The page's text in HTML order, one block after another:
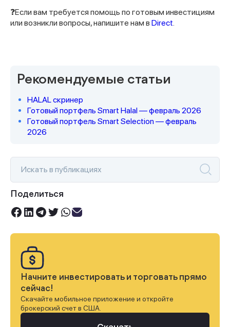
❓Если вам требуется помощь по готовым инвестициям
или возникли вопросы, напишите нам в Direct
Рекомендуемые статьи
HALAL скринер
Готовый портфель Smart Halal — февраль 2026
Готовый портфель Smart Selection — февраль
2026
Поделиться
Начните инвестировать и торговать прямо
сейчас!
Скачайте мобильное приложение и откройте
брокерский счет в США.